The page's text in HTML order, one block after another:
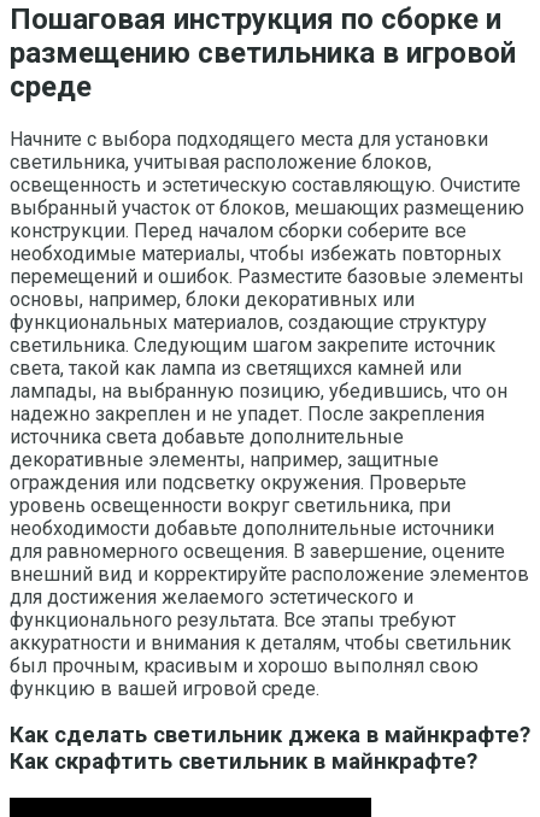
Пошаговая инструкция по сборке и
размещению светильника в игровой
среде
Начните с выбора подходящего места для установки
светильника, учитывая расположение блоков,
освещенность и эстетическую составляющую. Очистите
выбранный участок от блоков, мешающих размещению
конструкции. Перед началом сборки соберите все
необходимые материалы, чтобы избежать повторных
перемещений и ошибок. Разместите базовые элементы
основы, например, блоки декоративных или
функциональных материалов, создающие структуру
светильника. Следующим шагом закрепите источник
света, такой как лампа из светящихся камней или
лампады, на выбранную позицию, убедившись, что он
надежно закреплен и не упадет. После закрепления
источника света добавьте дополнительные
декоративные элементы, например, защитные
ограждения или подсветку окружения. Проверьте
уровень освещенности вокруг светильника, при
необходимости добавьте дополнительные источники
для равномерного освещения. В завершение, оцените
внешний вид и корректируйте расположение элементов
для достижения желаемого эстетического и
функционального результата. Все этапы требуют
аккуратности и внимания к деталям, чтобы светильник
был прочным, красивым и хорошо выполнял свою
функцию в вашей игровой среде.
Как сделать светильник джека в майнкрафте?
Как скрафтить светильник в майнкрафте?